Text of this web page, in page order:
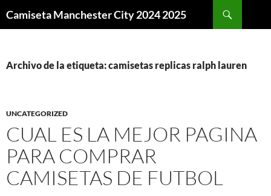
Camiseta Manchester City 2024 2025
Archivo de la etiqueta: camisetas replicas ralph lauren
UNCATEGORIZED
CUAL ES LA MEJOR PAGINA
PARA COMPRAR
CAMISETAS DE FUTBOL